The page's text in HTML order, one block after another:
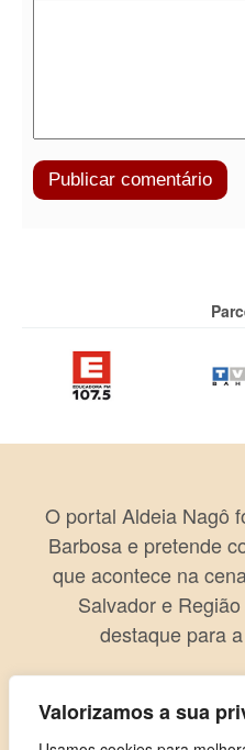
Valorizamos a sua
O portal Aldeia Nagô
Barbosa e pretende
que acontece na
Salvador e
destaque para